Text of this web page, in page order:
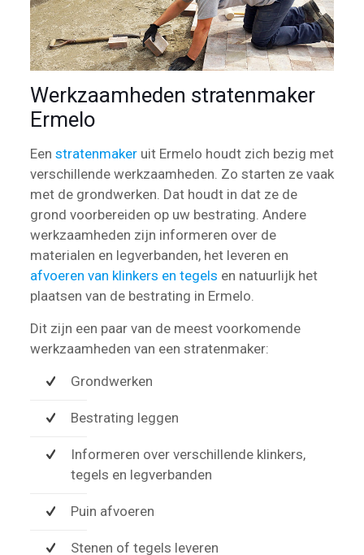
Werkzaamheden stratenmaker
Ermelo
Een stratenmakeruit Ermelo houdt zich bezig met
verschillende werkzaamheden. Zo starten ze vaak
met de grondwerken. Dat houdt in dat ze de
grond voorbereiden op uw bestrating. Andere
werkzaamheden zijn informeren over de
materialen en legverbanden, het leveren en
afvoeren van klinkers en tegels en natuurlijk het
plaatsen van de bestrating in Ermelo.
Dit zijn een paar van de meest voorkomende
werkzaamheden van een stratenmaker:
Grondwerken
Bestrating leggen
Informeren over verschillende klinkers,
tegels en legverbanden
Puin afvoeren
Stenen of tegels leveren